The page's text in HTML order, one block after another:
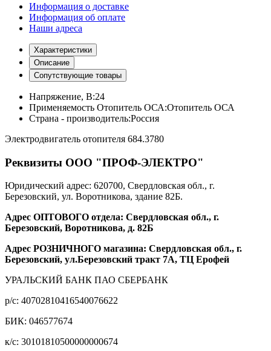
Информация о доставке
Информация об оплате
Наши адреса
Характеристики
Описание
Сопутствующие товары
Напряжение, В:24
Применяемость Отопитель ОСА:Отопитель ОСА
Страна - производитель:Россия
Электродвигатель отопителя 684.3780
Реквизиты ООО "ПРОФ-ЭЛЕКТРО"
Юридический адрес: 620700, Свердловская обл., г.
Березовский, ул. Воротникова, здание 82Б.
Адрес ОПТОВОГО отдела: Свердловская обл., г.
Березовский, Воротникова, д. 82Б
Адрес РОЗНИЧНОГО магазина: Свердловская обл., г.
Березовский, ул.Березовский тракт 7А, ТЦ Ерофей
УРАЛЬСКИЙ БАНК ПАО СБЕРБАНК
р/c: 40702810416540076622
БИК: 046577674
к/c: 30101810500000000674